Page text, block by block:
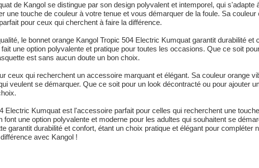
de Kangol se distingue par son design polyvalent et intemporel, qui
une touche de couleur à votre tenue et vous démarquer de la foule. Sa
pour ceux qui cherchent à faire la différence.
le bonnet orange Kangol Tropic 504 Electric Kumquat garantit durabilité
une option polyvalente et pratique pour toutes les occasions. Que ce soit
est sans aucun doute un bon choix.
ceux qui recherchent un accessoire marquant et élégant. Sa couleur orange
veulent se démarquer. Que ce soit pour un look décontracté ou pour ajouter
Electric Kumquat est l'accessoire parfait pour celles qui recherchent une
une option polyvalente et moderne pour les adultes qui souhaitent se
garantit durabilité et confort, étant un choix pratique et élégant pour
avec Kangol !